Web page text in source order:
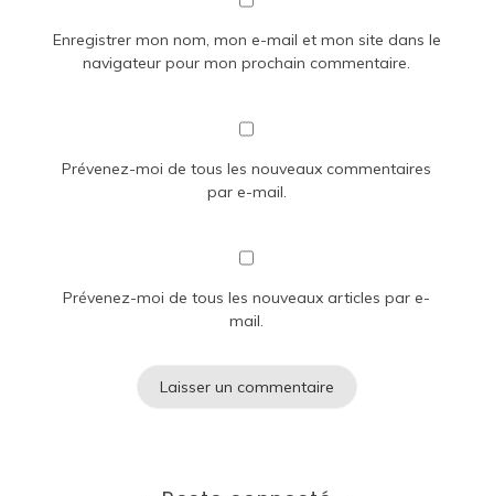
Enregistrer mon nom, mon e-mail et mon site dans le
navigateur pour mon prochain commentaire.
Prévenez-moi de tous les nouveaux commentaires
par e-mail.
Prévenez-moi de tous les nouveaux articles par e-
mail.